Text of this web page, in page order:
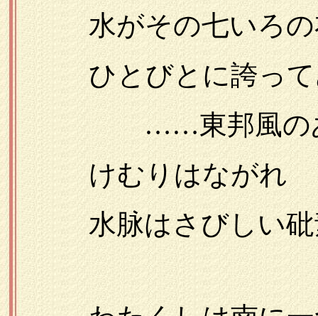
水がその七いろの
ひとびとに誇って
……東邦風のあか
けむりはながれ
水脉はさびしい砒